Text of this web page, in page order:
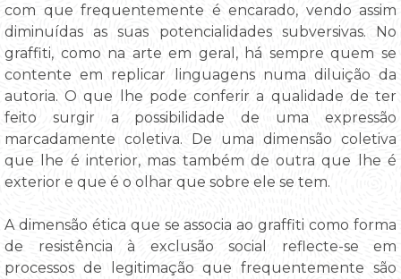
com que frequentemente é encarado, vendo assim
diminuídas as suas potencialidades subversivas. No
graffiti, como na arte em geral, há sempre quem se
contente em replicar linguagens numa diluição da
autoria. O que lhe pode conferir a qualidade de ter
feito surgir a possibilidade de uma expressão
marcadamente coletiva. De uma dimensão coletiva
que lhe é interior, mas também de outra que lhe é
exterior e que é o olhar que sobre ele se tem.
A dimensão ética que se associa ao graffiti como forma
de resistência à exclusão social reflecte-se em
processos de legitimação que frequentemente são